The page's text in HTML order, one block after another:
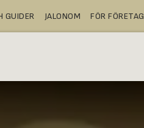
GUIDER JALONOM FÖR FÖRETAG